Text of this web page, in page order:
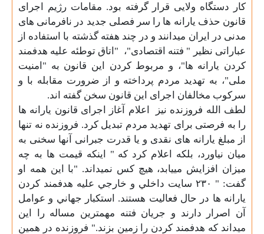
کار دستگاه ولایی قرار گرفته بود. مقامات رژیم اجرای
قانون حذف یارانه ها را سر فصلی جدید در نافرمانی های
مدنی در ایران میدانند و در چند هفته گذشته با استفاده از
عباراتی نظیر " فتنه اقتصادی"، "اتاق توطئه علیه هدفمند
کردن یارانه ها"، و مربوط کردن این قانون به "امنیت
ملی"، به تهدید مردم پرداخته و از ضرورت مقابله با و
سرکوب مخالفان اجرای این قانون سخن گفته اند.
لطف الله فروزنده نیز
اعلام آغاز اجرای قانون یارانه ها
را به فرصتی برای تهدید مردم تبدیل کرد. فروزنده نه تنها
از مبلغ یارانه های نقدی و یا قدرت جبرانی آنها سخنی به
میان نیاورد، بلکه اعلام کرد که " اينكه قيمت ها به چه
ميزان افزايش مييابد، هيچ كس نميداند. "با این همه او
گفت: " ۲۳۰ سايت داخلي و خارجي عليه هدفمند كردن
يارانه ها در حال فعاليت هستند. استكبار جهاني و عوامل
آن اصرار دارند و جريان فتنه مهمترين مساله را اين
ميداند كه هدفمند كردن را زمين بزند." فروزنده در همین